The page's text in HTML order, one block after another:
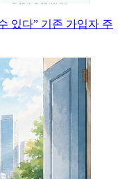
있다” 기존 가입자 주